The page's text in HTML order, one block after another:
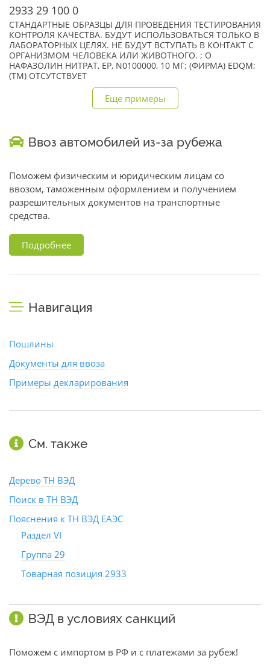
2933 29 100 0
СТАНДАРТНЫЕ ОБРАЗЦЫ ДЛЯ ПРОВЕДЕНИЯ ТЕСТИРОВАНИЯ
КОНТРОЛЯ КАЧЕСТВА. БУДУТ ИСПОЛЬЗОВАТЬСЯ ТОЛЬКО В
ЛАБОРАТОРНЫХ ЦЕЛЯХ. НЕ БУДУТ ВСТУПАТЬ В КОНТАКТ С
ОРГАНИЗМОМ ЧЕЛОВЕКА ИЛИ ЖИВОТНОГО. ; О
НАФАЗОЛИН НИТРАТ, EP, N0100000, 10 МГ; (ФИРМА) EDQM;
(TM) ОТСУТСТВУЕТ
Еще примеры
Ввоз автомобилей из-за рубежа
Поможем физическим и юридическим лицам со
ввозом, таможенным оформлением и получением
разрешительных документов на транспортные
средства.
Подробнее
Навигация
Пошлины
Документы для ввоза
Примеры декларирования
См. также
Дерево ТН ВЭД
Поиск в ТН ВЭД
Пояснения к ТН ВЭД ЕАЭС
Раздел VI
Группа 29
Товарная позиция 2933
ВЭД в условиях санкций
Поможем с импортом в РФ и с платежами за рубеж!